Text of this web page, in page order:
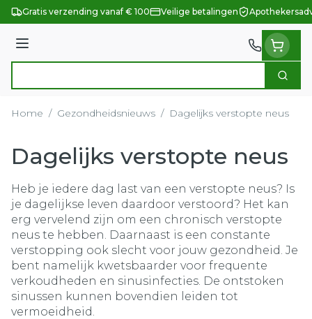
Ga naar de inhoud
Gratis verzending vanaf € 100 Veilige betalingen
Menu
Zoek
Home / Gezondheidsnieuws / Dagelijks verstopte neus
Dagelijks verstopte neus
Heb je iedere dag last van een verstopte neus? Is
je dagelijkse leven daardoor verstoord? Het kan
erg vervelend zijn om een chronisch verstopte
neus te hebben. Daarnaast is een constante
verstopping ook slecht voor jouw gezondheid. Je
bent namelijk kwetsbaarder voor frequente
verkoudheden en sinusinfecties. De ontstoken
sinussen kunnen bovendien leiden tot
vermoeidheid.